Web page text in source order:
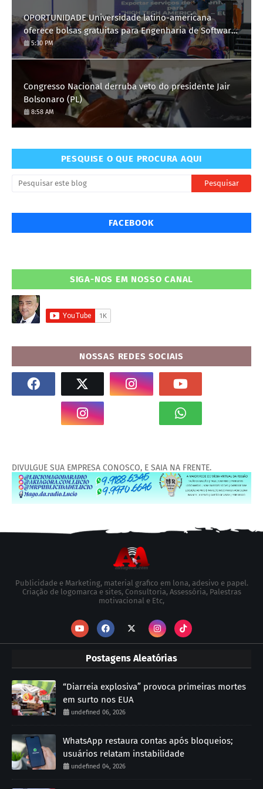
OPORTUNIDADE Universidade latino-americana
oferece bolsas gratuitas para Engenharia de Software;
saiba como se candidatar
5:30 PM
Congresso Nacional derruba veto do presidente Jair
Bolsonaro (PL)
8:58 AM
PESQUISE O QUE PROCURA AQUI
FACEBOOK
SIGA-NOS EM NOSSO CANAL
NOSSAS REDES SOCIAIS
DIVULGUE SUA EMPRESA CONOSCO, E SAIA NA FRENTE.
Publicidade e Marketing, material grafico em lona, adesivo e papel.
Criação de logomarca e sites, Consultoria, Assessória, Palestras
motivacional e Etc,
Postagens Aleatórias
“Diarreia explosiva” provoca primeiras mortes
em surto nos EUA
undefined 06, 2026
WhatsApp restaura contas após bloqueios;
usuários relatam instabilidade
undefined 04, 2026